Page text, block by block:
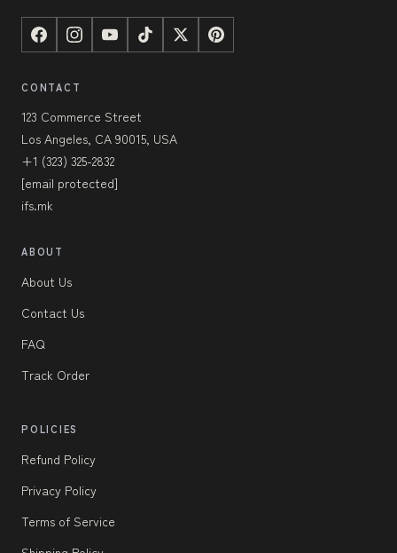
CONTACT
123 Commerce Street
Los Angeles, CA 90015, USA
+1 (323) 325-2832
[email protected]
ifs.mk
ABOUT
About Us
Contact Us
FAQ
Track Order
POLICIES
Refund Policy
Privacy Policy
Terms of Service